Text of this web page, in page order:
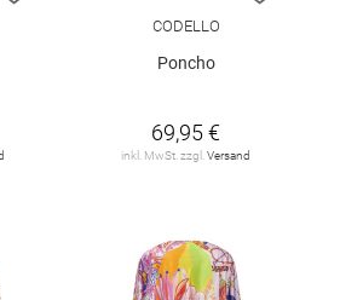
CODELLO
Poncho
69,95 €
inkl. MwSt. zzgl. Versand